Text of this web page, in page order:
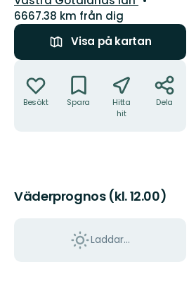
6667.38 km från dig
Visa på kartan
Besökt Spara
Hitta
hit
Dela
Väderprognos (kl. 12.00)
Laddar...